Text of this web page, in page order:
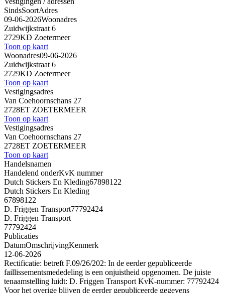
SindsSoortAdres
09-06-2026Woonadres
Zuidwijkstraat 6
2729KD Zoetermeer
Toon op kaart
Woonadres09-06-2026
Zuidwijkstraat 6
2729KD Zoetermeer
Toon op kaart
Vestigingsadres
Van Coehoornschans 27
2728ET ZOETERMEER
Toon op kaart
Vestigingsadres
Van Coehoornschans 27
2728ET ZOETERMEER
Toon op kaart
Handelsnamen
Handelend onderKvK nummer
Dutch Stickers En Kleding67898122
Dutch Stickers En Kleding
67898122
D. Friggen Transport77792424
D. Friggen Transport
77792424
Publicaties
DatumOmschrijvingKenmerk
12-06-2026
Rectificatie: betreft F.09/26/202: In de eerder gepubliceerde
faillissementsmededeling is een onjuistheid opgenomen. De juiste
tenaamstelling luidt: D. Friggen Transport KvK-nummer: 77792424
Voor het overige blijven de eerder gepubliceerde gegevens